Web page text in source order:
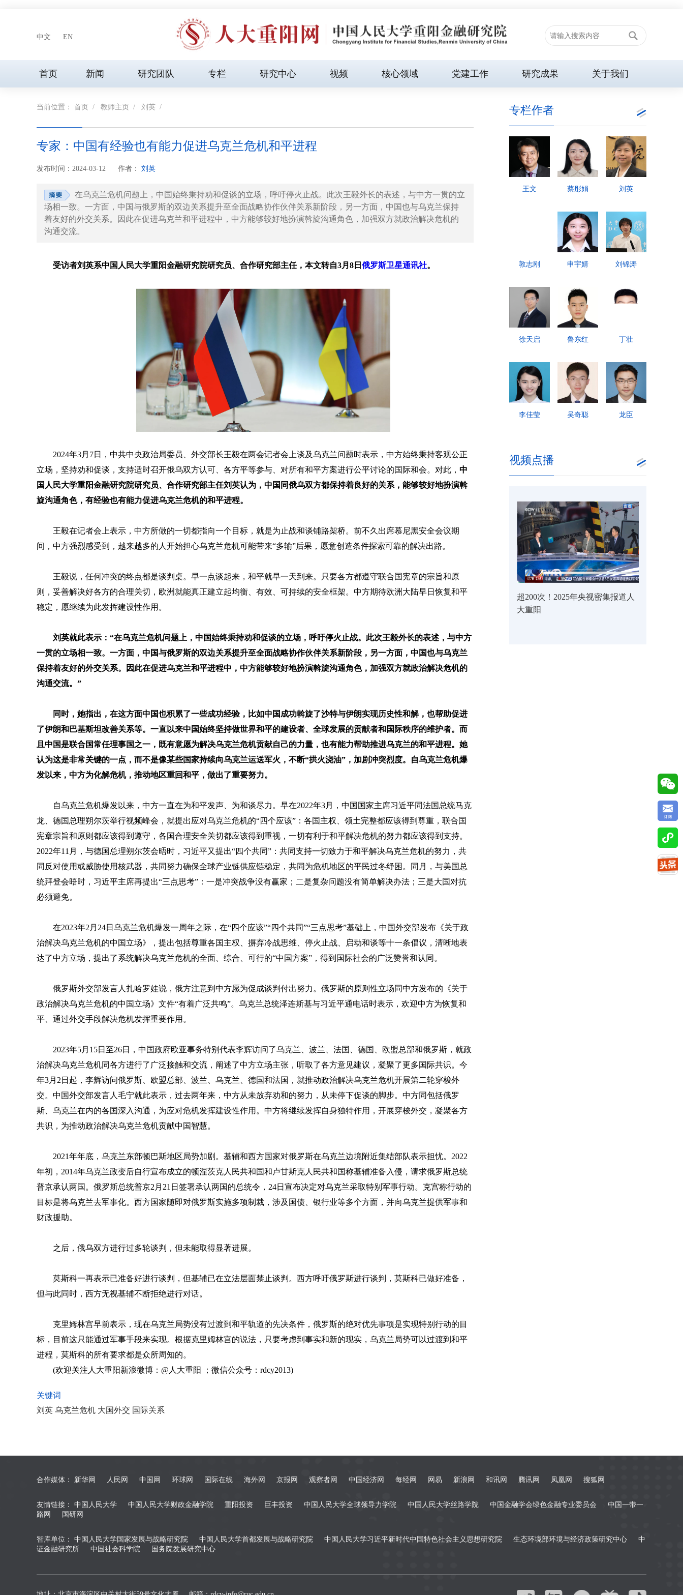
中文 EN
首页 新闻 研究团队 专栏 研究中心 视频 核心领域 党建工作 研究成果 关于我们
当前位置： 首页 / 教师主页 / 刘英 /
专家：中国有经验也有能力促进乌克兰危机和平进程
发布时间：2024-03-12 作者： 刘英
在乌克兰危机问题上，中国始终秉持劝和促谈的立场，呼吁停火止战。此次王毅外长的表述，与中方一贯的立
场相一致。一方面，中国与俄罗斯的双边关系提升至全面战略协作伙伴关系新阶段，另一方面，中国也与乌克兰保持
着友好的外交关系。因此在促进乌克兰和平进程中，中方能够较好地扮演斡旋沟通角色，加强双方就政治解决危机的
沟通交流。
受访者刘英系中国人民大学重阳金融研究院研究员、合作研究部主任，本文转自3月8日 俄罗斯卫星通讯社。
2024年3月7日，中共中央政治局委员、外交部长王毅在两会记者会上谈及乌克兰问题时表示，中方始终秉持客观公正
立场，坚持劝和促谈，支持适时召开俄乌双方认可、各方平等参与、对所有和平方案进行公平讨论的国际和会。对此， 中
国人民大学重阳金融研究院研究员、合作研究部主任刘英认为，中国同俄乌双方都保持着良好的关系，能够较好地扮演斡
旋沟通角色，有经验也有能力促进乌克兰危机的和平进程。
王毅在记者会上表示，中方所做的一切都指向一个目标，就是为止战和谈铺路架桥。前不久出席慕尼黑安全会议期
间，中方强烈感受到，越来越多的人开始担心乌克兰危机可能带来“多输”后果，愿意创造条件探索可靠的解决出路。
王毅说，任何冲突的终点都是谈判桌。早一点谈起来，和平就早一天到来。只要各方都遵守联合国宪章的宗旨和原
则，妥善解决好各方的合理关切，欧洲就能真正建立起均衡、有效、可持续的安全框架。中方期待欧洲大陆早日恢复和平
稳定，愿继续为此发挥建设性作用。
刘英就此表示：“在乌克兰危机问题上，中国始终秉持劝和促谈的立场，呼吁停火止战。此次王毅外长的表述，与中方
一贯的立场相一致。一方面，中国与俄罗斯的双边关系提升至全面战略协作伙伴关系新阶段，另一方面，中国也与乌克兰
保持着友好的外交关系。因此在促进乌克兰和平进程中，中方能够较好地扮演斡旋沟通角色，加强双方就政治解决危机的
沟通交流。”
同时，她指出，在这方面中国也积累了一些成功经验，比如中国成功斡旋了沙特与伊朗实现历史性和解，也帮助促进
了伊朗和巴基斯坦改善关系等。一直以来中国始终坚持做世界和平的建设者、全球发展的贡献者和国际秩序的维护者。而
且中国是联合国常任理事国之一，既有意愿为解决乌克兰危机贡献自己的力量，也有能力帮助推进乌克兰的和平进程。她
认为这是非常关键的一点，而不是像某些国家持续向乌克兰运送军火，不断“拱火浇油”，加剧冲突烈度。自乌克兰危机爆
发以来，中方为化解危机，推动地区重回和平，做出了重要努力。
自乌克兰危机爆发以来，中方一直在为和平发声、为和谈尽力。早在2022年3月，中国国家主席习近平同法国总统马克
龙、德国总理朔尔茨举行视频峰会，就提出应对乌克兰危机的“四个应该”：各国主权、领土完整都应该得到尊重，联合国
宪章宗旨和原则都应该得到遵守，各国合理安全关切都应该得到重视，一切有利于和平解决危机的努力都应该得到支持。
2022年11月，与德国总理朔尔茨会晤时，习近平又提出“四个共同”：共同支持一切致力于和平解决乌克兰危机的努力，共
同反对使用或威胁使用核武器，共同努力确保全球产业链供应链稳定，共同为危机地区的平民过冬纾困。同月，与美国总
统拜登会晤时，习近平主席再提出“三点思考”：一是冲突战争没有赢家；二是复杂问题没有简单解决办法；三是大国对抗
必须避免。
在2023年2月24日乌克兰危机爆发一周年之际，在“四个应该”“四个共同”“三点思考”基础上，中国外交部发布《关于政
治解决乌克兰危机的中国立场》，提出包括尊重各国主权、摒弃冷战思维、停火止战、启动和谈等十一条倡议，清晰地表
达了中方立场，提出了系统解决乌克兰危机的全面、综合、可行的“中国方案”，得到国际社会的广泛赞誉和认同。
俄罗斯外交部发言人扎哈罗娃说，俄方注意到中方愿为促成谈判付出努力。俄罗斯的原则性立场同中方发布的《关于
政治解决乌克兰危机的中国立场》文件“有着广泛共鸣”。乌克兰总统泽连斯基与习近平通电话时表示，欢迎中方为恢复和
平、通过外交手段解决危机发挥重要作用。
2023年5月15日至26日，中国政府欧亚事务特别代表李辉访问了乌克兰、波兰、法国、德国、欧盟总部和俄罗斯，就政
治解决乌克兰危机同各方进行了广泛接触和交流，阐述了中方立场主张，听取了各方意见建议，凝聚了更多国际共识。今
年3月2日起，李辉访问俄罗斯、欧盟总部、波兰、乌克兰、德国和法国，就推动政治解决乌克兰危机开展第二轮穿梭外
交。中国外交部发言人毛宁就此表示，过去两年来，中方从未放弃劝和的努力，从未停下促谈的脚步。中方同包括俄罗
斯、乌克兰在内的各国深入沟通，为应对危机发挥建设性作用。中方将继续发挥自身独特作用，开展穿梭外交，凝聚各方
共识，为推动政治解决乌克兰危机贡献中国智慧。
2021年年底，乌克兰东部顿巴斯地区局势加剧。基辅和西方国家对俄罗斯在乌克兰边境附近集结部队表示担忧。2022
年初，2014年乌克兰政变后自行宣布成立的顿涅茨克人民共和国和卢甘斯克人民共和国称基辅准备入侵，请求俄罗斯总统
普京承认两国。俄罗斯总统普京2月21日签署承认两国的总统令，24日宣布决定对乌克兰采取特别军事行动。克宫称行动的
目标是将乌克兰去军事化。西方国家随即对俄罗斯实施多项制裁，涉及国债、银行业等多个方面，并向乌克兰提供军事和
财政援助。
之后，俄乌双方进行过多轮谈判，但未能取得显著进展。
莫斯科一再表示已准备好进行谈判，但基辅已在立法层面禁止谈判。西方呼吁俄罗斯进行谈判，莫斯科已做好准备，
但与此同时，西方无视基辅不断拒绝进行对话。
克里姆林宫早前表示，现在乌克兰局势没有过渡到和平轨道的先决条件，俄罗斯的绝对优先事项是实现特别行动的目
标，目前这只能通过军事手段来实现。根据克里姆林宫的说法，只要考虑到事实和新的现实，乌克兰局势可以过渡到和平
进程，莫斯科的所有要求都是众所周知的。
(欢迎关注人大重阳新浪微博：@人大重阳 ；微信公众号：rdcy2013)
关键词
刘英 乌克兰危机 大国外交 国际关系
专栏作者
王文 蔡彤娟 刘英
敦志刚 申宇婧 刘锦涛
徐天启 鲁东红 丁壮
李佳莹 吴奇聪 龙臣
视频点播
超200次！2025年央视密集报道人
大重阳
合作媒体： 新华网 人民网 中国网 环球网 国际在线 海外网 京报网 观察者网 中国经济网 每经网 网易 新浪网 和讯网 腾讯网 凤凰网 搜狐网
友情链接： 中国人民大学 中国人民大学财政金融学院 重阳投资 巨丰投资 中国人民大学全球领导力学院 中国人民大学丝路学院 中国金融学会绿色金融专业委员会
中国一带一
路网
国研网
智库单位： 中国人民大学国家发展与战略研究院 中国人民大学首都发展与战略研究院 中国人民大学习近平新时代中国特色社会主义思想研究院 生态环境部环境与经济政策研究中心
中
证金融研究所
中国社会科学院 国务院发展研究中心